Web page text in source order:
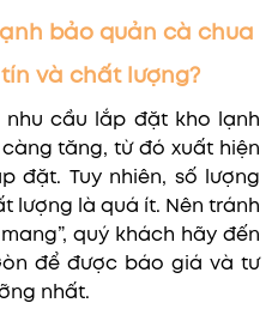
bảo quản cà chua
và chất lượng?
nhu cầu lắp đặt kho lạnh
tăng, từ đó xuất hiện
đặt. Tuy nhiên, số lượng
lượng là quá ít. Nên tránh
quý khách hãy đến
để được báo giá và tư
nhất.